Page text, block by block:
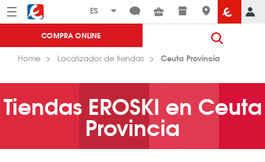
Menú Eroski
COMPRA ONLINE
Home Localizador de tiendas Ceuta Provincia
Tiendas EROSKI en Ceuta
Provincia